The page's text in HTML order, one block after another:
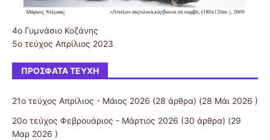
4ο Γυμνάσιο Κοζάνης
5ο τεύχος Απρίλιος 2023
ΠΡΌΣΦΑΤΑ ΤΕΎΧΗ
21ο τεύχος Απρίλιος - Μάιος 2026 (28 άρθρα) (28 Μάι 2026 )
20ο τεύχος Φεβρουάριος - Μάρτιος 2026 (30 άρθρα) (29
Μαρ 2026 )